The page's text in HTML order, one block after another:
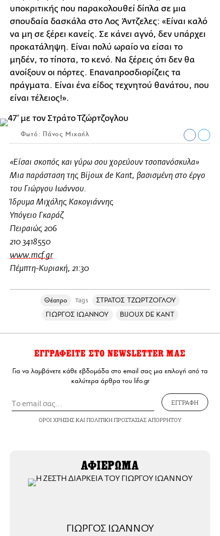
υποκριτικής που παρακολουθεί δίπλα σε μια
σπουδαία δασκάλα στο Λος Άντζελες: «Είναι καλό
να μη σε ξέρει κανείς. Σε κάνει αγνό, δεν υπάρχει
προκατάληψη. Είναι πολύ ωραίο να είσαι το
μηδέν, το τίποτα, το κενό. Να ξέρεις ότι δεν θα
ανοίξουν οι πόρτες. Επαναπροσδιορίζεις τα
πράγματα. Είναι ένα είδος τεχνητού θανάτου, που
είναι τέλειος!».
Φωτό: Πάνος Μιχαήλ
«Eίσαι σκοπός και γύρω σου χορεύουν τσοπανόσκυλα»
Μια παράσταση της Βijoux de Kant, βασισμένη στο έργο
του Γιώργου Ιωάννου.
Ίδρυμα Μιχάλης Κακογιάννης
Υπόγειο Γκαράζ
Πειραιώς 206
210 3418550
www.mcf.gr
Πέμπτη-Κυριακή, 21:30
Θέατρο Tags
ΣΤΡΑΤΟΣ ΤΖΩΡΤΖΟΓΛΟΥ
ΓΙΩΡΓΟΣ ΙΩΑΝΝΟΥ
BIJOUX DE KANT
ΕΓΓΡΑΦΕΙΤΕ ΣΤΟ NEWSLETTER ΜΑΣ
Για να λαμβάνετε κάθε εβδομάδα στο email σας μια επιλογή από τα
καλύτερα άρθρα του lifo.gr
ΕΓΓΡΑΦΗ
ΟΡΟΙ ΧΡΗΣΗΣΚΑΙ ΠΟΛΙΤΙΚΗ ΠΡΟΣΤΑΣΙΑΣ ΑΠΟΡΡΗΤΟΥ
ΑΦΙΕΡΩΜΑ
ΓΙΩΡΓΟΣ ΙΩΑΝΝΟΥ